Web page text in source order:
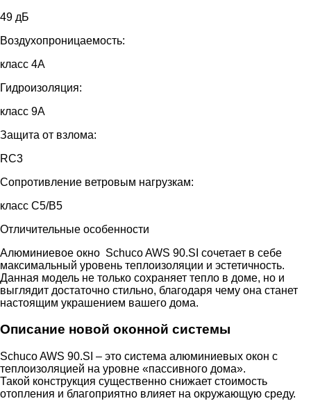
49 дБ
Воздухопроницаемость:
класс 4А
Гидроизоляция:
класс 9А
Защита от взлома:
RC3
Сопротивление ветровым нагрузкам:
класс С5/B5
Отличительные особенности
Алюминиевое окно Schuco AWS 90.SI сочетает в себе
максимальный уровень теплоизоляции и эстетичность.
Данная модель не только сохраняет тепло в доме, но и
выглядит достаточно стильно, благодаря чему она станет
настоящим украшением вашего дома.
Описание новой оконной системы
Schuco AWS 90.SI – это система алюминиевых окон с
теплоизоляцией на уровне «пассивного дома».
Такой конструкция существенно снижает стоимость
отопления и благоприятно влияет на окружающую среду.